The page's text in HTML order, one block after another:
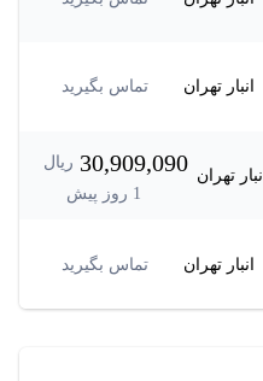
انبار تهران تماس بگیرید
انبار تهران 30,909,090 ریال
1 روز پیش
انبار تهران تماس بگیرید